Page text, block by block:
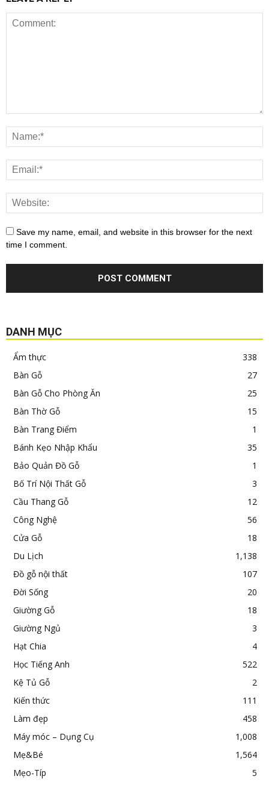
Save my name, email, and website in this browser for the next
time I comment.
DANH MỤC
Ẩm thực
338
Bàn Gỗ
27
Bàn Gỗ Cho Phòng Ăn
25
Bàn Thờ Gỗ
15
Bàn Trang Điểm
1
Bánh Kẹo Nhập Khẩu
35
Bảo Quản Đồ Gỗ
1
Bố Trí Nội Thất Gỗ
3
Cầu Thang Gỗ
12
Công Nghệ
56
Cửa Gỗ
18
Du Lịch
1,138
Đồ gỗ nội thất
107
Đời Sống
20
Giường Gỗ
18
Giường Ngủ
3
Hạt Chia
4
Học Tiếng Anh
522
Kệ Tủ Gỗ
2
Kiến thức
111
Làm đẹp
458
Máy móc – Dụng Cụ
1,008
Mẹ&Bé
1,564
Mẹo-Típ
5